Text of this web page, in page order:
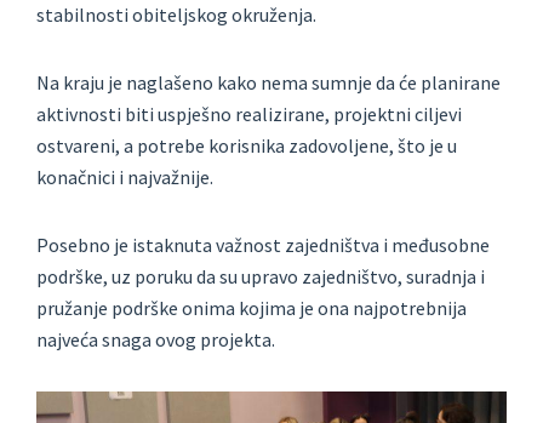
stabilnosti obiteljskog okruženja.
Na kraju je naglašeno kako nema sumnje da će planirane
aktivnosti biti uspješno realizirane, projektni ciljevi
ostvareni, a potrebe korisnika zadovoljene, što je u
konačnici i najvažnije.
Posebno je istaknuta važnost zajedništva i međusobne
podrške, uz poruku da su upravo zajedništvo, suradnja i
pružanje podrške onima kojima je ona najpotrebnija
najveća snaga ovog projekta.